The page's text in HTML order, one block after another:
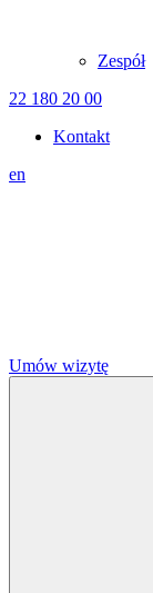
Zespół
22 180 20 00
Kontakt
en
Umów wizytę